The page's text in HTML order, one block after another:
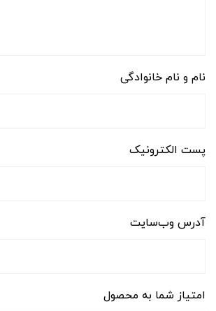
نام و نام خانوادگی
پست الکترونیک
آدرس وب‌سایت
امتیاز شما به محصول